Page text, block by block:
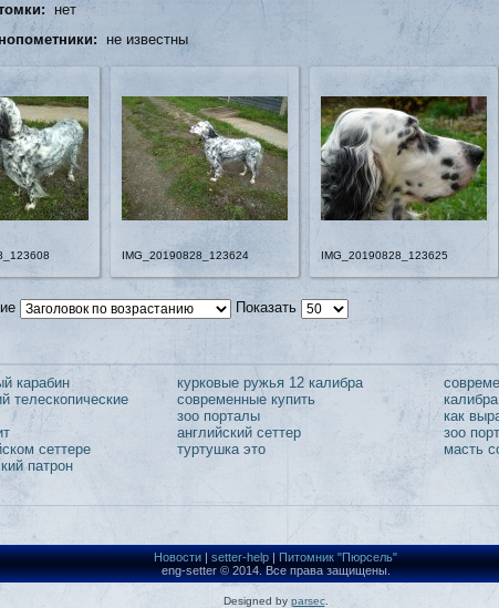
нет
не известны
IMG_20190828_123624 IMG_20190828_123625
Показать
карабин
телескопические
сеттере
патрон
курковые ружья 12 калибра
современные купить
зоо порталы
английский сеттер
туртушка это
калибра
как
зоо
масть
Новости|setter-help|Питомник "Пюрсель"
eng-setter © 2014. Все права защищены.
Designed by parsec.